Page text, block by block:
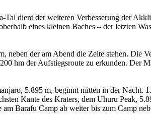
dient der weiteren Verbesserung der
eines kleinen Baches – der letzten
der am Abend die Zelte stehen. Die
hm der Aufstiegsroute zu erkunden.
5.895 m, beginnt mitten in der Nacht.
Kante des Kraters, dem Uhuru Peak,
am Barafu Camp ab weiter bis zum Camp